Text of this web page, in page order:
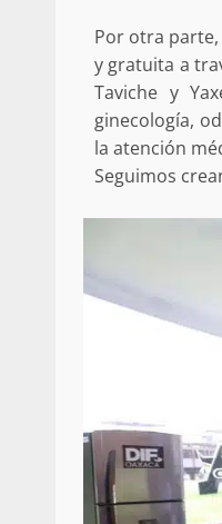
Por otra
y gratuita a
Taviche y
ginecología,
la atención
Seguimos